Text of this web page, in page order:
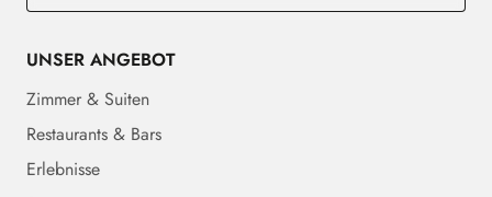
UNSER ANGEBOT
Zimmer & Suiten
Restaurants & Bars
Erlebnisse